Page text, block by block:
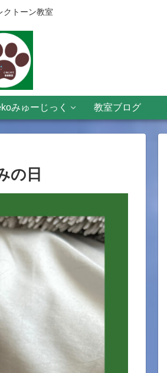
クトーン教室
みゅーじっく 教室ブログ
の日